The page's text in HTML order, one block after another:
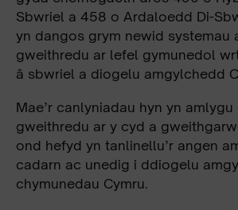
Sbwriel a 458 o Ardaloedd Di-
yn dangos grym newid systemau
gweithredu ar lefel gymunedol
â sbwriel a diogelu amgylchedd
Mae’r canlyniadau hyn yn amlygu
gweithredu ar y cyd a
ond hefyd yn tanlinellu’r angen
cadarn ac unedig i ddiogelu
chymunedau Cymru.